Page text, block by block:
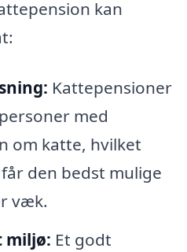
kan
Kattepensioner
med
om katte, hvilket
den bedst mulige
væk.
miljø: Et godt